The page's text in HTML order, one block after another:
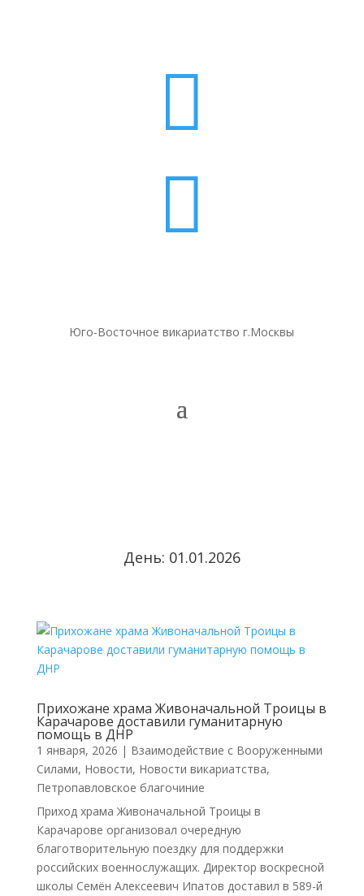


Юго-Восточное викариатство г.Москвы
День: 01.01.2026
Прихожане храма Живоначальной Троицы в
Карачарове доставили гуманитарную
помощь в ДНР
1 января, 2026 | Взаимодействие с Вооруженными
Силами, Новости, Новости викариатства,
Петропавловское благочиние
Приход храма Живоначальной Троицы в
Карачарове организовал очередную
благотворительную поездку для поддержки
российских военнослужащих. Директор воскресной
школы Семён Алексеевич Ипатов доставил в 589-й